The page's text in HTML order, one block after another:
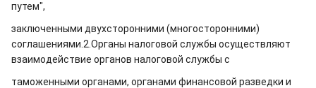
путем",
заключенными двухсторонними (многосторонними)
соглашениями. 2.Органы налоговой службы осуществляют
взаимодействие органов налоговой службы с
таможенными органами, органами финансовой разведки и